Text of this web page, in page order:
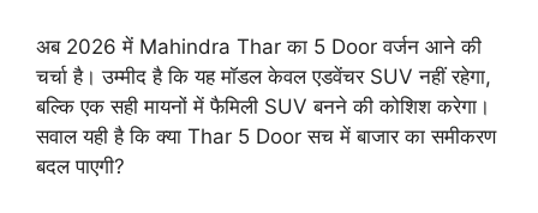
अब 2026 में Mahindra Thar का 5 Door वर्जन आने की
चर्चा है। उम्मीद है कि यह मॉडल केवल एडवेंचर SUV नहीं रहेगा,
बल्कि एक सही मायनों में फैमिली SUV बनने की कोशिश करेगा।
सवाल यही है कि क्या Thar 5 Door सच में बाजार का समीकरण
बदल पाएगी?